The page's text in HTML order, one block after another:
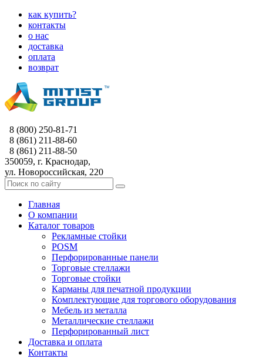
как купить?
контакты
о нас
доставка
оплата
возврат
8 (800) 250-81-71
8 (861) 211-88-60
8 (861) 211-88-50
350059, г. Краснодар,
ул. Новороссийская, 220
Главная
О компании
Каталог товаров
Рекламные стойки
POSM
Перфорированные панели
Торговые стеллажи
Торговые стойки
Карманы для печатной продукции
Комплектующие для торгового оборудования
Мебель из металла
Металлические стеллажи
Перфорированный лист
Доставка и оплата
Контакты